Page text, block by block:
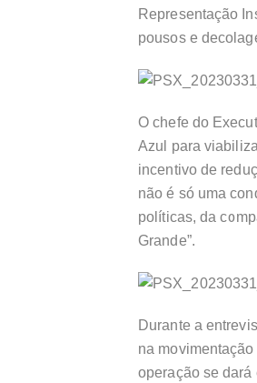
Representação
pousos e
O chefe do
Azul para
incentivo de
não é só uma
políticas, da
Grande”.
Durante a
na
operação se dará